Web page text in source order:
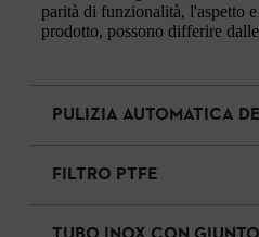
parità di funzionalità, l'aspetto
prodotto, possono differire
PULIZIA AUTOMATICA
FILTRO PTFE